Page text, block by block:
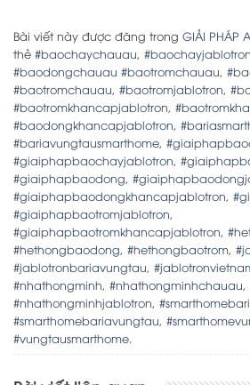
Bài viết này được đăng trong GIẢI PHÁP
thẻ #baochaychauau, #baochayjablotron
#baodongchauau #baotromchauau,
#baotromchauau, #baotromjablotron,
#baotromkhancapjablotron,
#baodongkhancapjablotron,
#bariavungtausmarthome,
#giaiphapbaochayjablotron,
#giaiphapbaodong,
#giaiphapbaodongkhancapjablotron,
#giaiphapbaotromjablotron,
#giaiphapbaotromkhancapjablotron,
#hethongbaodong, #hethongbaotrom,
#jablotronbariavungtau,
#nhathongminh, #nhathongminhchauau,
#nhathongminhjablotron,
#smarthomebariavungtau,
#vungtausmarthome.